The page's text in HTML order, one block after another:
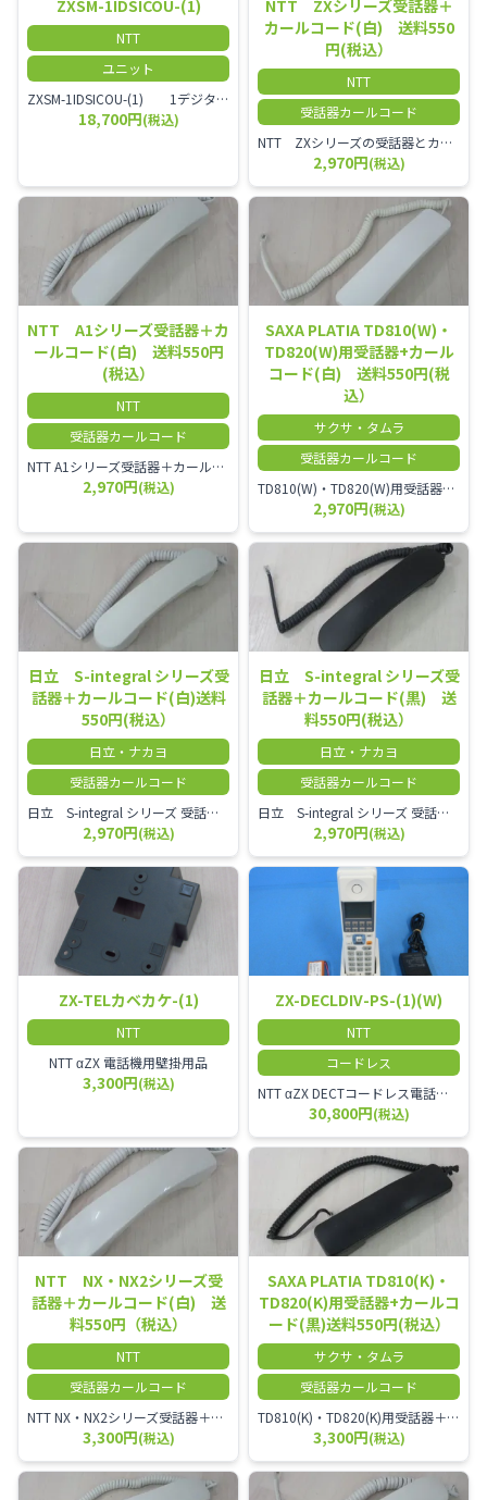
ZXSM-1IDSICOU-(1)
NTT
ユニット
ZXSM-1IDSICOU-(1) 1デジタル局線ユニット
18,700円(税込)
NTT ZXシリーズ受話器＋
カールコード(白) 送料550
円(税込）
NTT
受話器カールコード
NTT ZXシリーズの受話器とカールコードセット／本商品は中古品となります。 写真では分かりにくいキズ・汚れなどの使用感があります。 経年変化で日焼けの色味が強くなる場合がございます。 予めご理解・ご了承頂きますようお願いいたします。
2,970円(税込)
NTT A1シリーズ受話器＋カ
ールコード(白) 送料550円
(税込）
NTT
受話器カールコード
NTT A1シリーズ受話器＋カールコード セット／本商品は中古品となります。 写真では分かりにくいキズ・汚れなどの使用感があります。 経年変化で日焼けの色味が強くなる場合がございます。 予めご理解・ご了承頂きますようお願いいたします。
2,970円(税込)
SAXA PLATIA TD810(W)・
TD820(W)用受話器+カール
コード(白) 送料550円(税
込）
サクサ・タムラ
受話器カールコード
TD810(W)・TD820(W)用受話器＋カールコード セット／本商品は中古品となります。 写真では分かりにくいキズ・汚れなどの使用感があります。 予めご理解・ご了承頂きますようお願いいたします。
2,970円(税込)
日立 S-integral シリーズ受
話器＋カールコード(白)送料
550円(税込）
日立・ナカヨ
受話器カールコード
日立 S-integral シリーズ 受話器＋カールコード セット（白）／本商品は中古品となります。 写真では分かりにくいキズ・汚れなどの使用感があります。 経年変化で日焼けの色味が強くなる場合がございます。 予めご理解・ご了承頂きますようお願いいたします。
2,970円(税込)
日立 S-integral シリーズ受
話器＋カールコード(黒) 送
料550円(税込）
日立・ナカヨ
受話器カールコード
日立 S-integral シリーズ 受話器＋カールコード セット（黒）／本商品は中古品となります。 写真では分かりにくいキズ・汚れなどの使用感があります。 経年変化で日焼けの色味が強くなる場合がございます。 予めご理解・ご了承頂きますようお願いいたします。
2,970円(税込)
ZX-TELカベカケ-(1)
NTT
NTT αZX 電話機用壁掛用品
3,300円(税込)
ZX-DECLDIV-PS-(1)(W)
NTT
コードレス
NTT αZX DECTコードレス電話機(ダイバーシティ方式)
30,800円(税込)
NTT NX・NX2シリーズ受
話器＋カールコード(白) 送
料550円（税込）
NTT
受話器カールコード
NTT NX・NX2シリーズ受話器＋カールコード
3,300円(税込)
SAXA PLATIA TD810(K)・
TD820(K)用受話器+カールコ
ード(黒)送料550円(税込）
サクサ・タムラ
受話器カールコード
TD810(K)・TD820(K)用受話器＋カールコード セット／本商品は中古品となります。 写真では分かりにくいキズ・汚れなどの使用感があります。 予めご理解・ご了承頂きますようお願いいたします。
3,300円(税込)